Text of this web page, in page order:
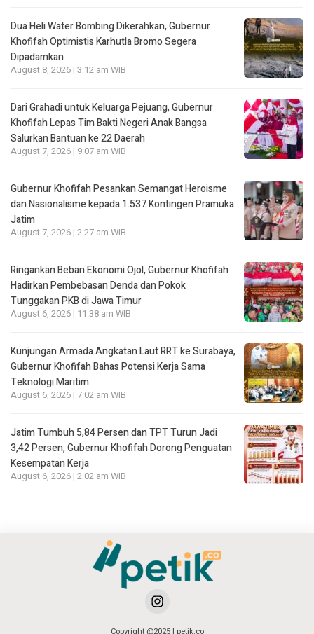
Dua Heli Water Bombing Dikerahkan, Gubernur
Khofifah Optimistis Karhutla Bromo Segera
Dipadamkan
August 8, 2026 | 3:12 am WIB
Dari Grahadi untuk Keluarga Pejuang, Gubernur
Khofifah Lepas Tim Bakti Negeri Anak Bangsa
Salurkan Bantuan ke 22 Daerah
August 7, 2026 | 9:07 am WIB
Gubernur Khofifah Pesankan Semangat Heroisme
dan Nasionalisme kepada 1.537 Kontingen Pramuka
Jatim
August 7, 2026 | 2:27 am WIB
Ringankan Beban Ekonomi Ojol, Gubernur Khofifah
Hadirkan Pembebasan Denda dan Pokok
Tunggakan PKB di Jawa Timur
August 6, 2026 | 11:38 am WIB
Kunjungan Armada Angkatan Laut RRT ke Surabaya,
Gubernur Khofifah Bahas Potensi Kerja Sama
Teknologi Maritim
August 6, 2026 | 7:02 am WIB
Jatim Tumbuh 5,84 Persen dan TPT Turun Jadi
3,42 Persen, Gubernur Khofifah Dorong Penguatan
Kesempatan Kerja
August 6, 2026 | 2:02 am WIB